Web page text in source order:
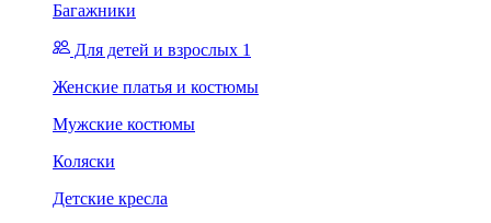
Багажники
Для детей и взрослых 1
Женские платья и костюмы
Мужские костюмы
Коляски
Детские кресла